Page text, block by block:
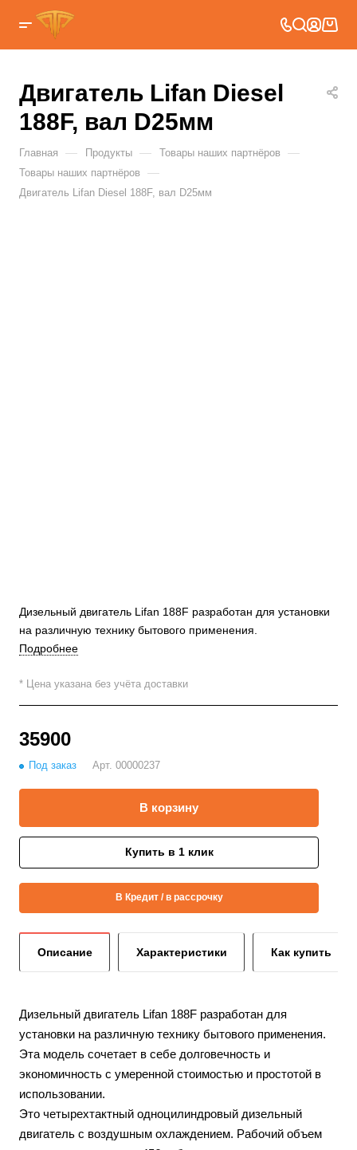
Двигатель Lifan Diesel
188F, вал D25мм
Главная — Продукты — Товары наших партнёров —
Товары наших партнёров —
Двигатель Lifan Diesel 188F, вал D25мм
Дизельный двигатель Lifan 188F разработан для установки
на различную технику бытового применения.
Подробнее
* Цена указана без учёта доставки
35900
Под заказ Арт. 00000237
В корзину
Купить в 1 клик
В Кредит / в рассрочку
Описание Характеристики Как купить
Дизельный двигатель Lifan 188F разработан для
установки на различную технику бытового применения.
Эта модель сочетает в себе долговечность и
экономичность с умеренной стоимостью и простотой в
использовании.
Это четырехтактный одноцилиндровый дизельный
двигатель с воздушным охлаждением. Рабочий объем